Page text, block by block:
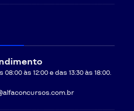
às 12:00 e das 13:30 às 18:00.